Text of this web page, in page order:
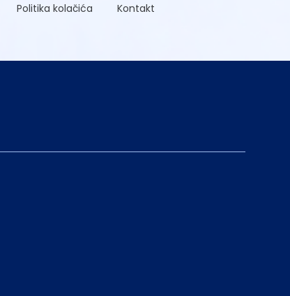
Politika kolačića Kontakt